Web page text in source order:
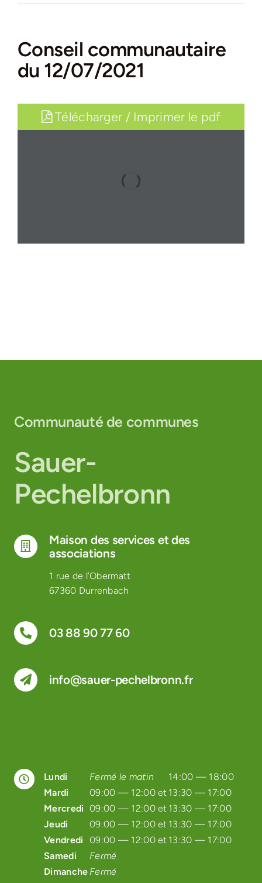
Conseil communautaire
du 12/07/2021
Télécharger / Imprimer le pdf
Communauté de communes
Sauer-
Pechelbronn
Maison des services et des
associations
1 rue de l’Obermatt
67360 Durrenbach
03 88 90 77 60
info@sauer-pechelbronn.fr
Lundi Fermé le matin
14:00 — 18:00
Mardi
09:00 — 12:00 et 13:30 — 17:00
Mercredi 09:00 — 12:00 et 13:30 — 17:00
Jeudi
09:00 — 12:00 et 13:30 — 17:00
Vendredi
09:00 — 12:00 et 13:30 — 17:00
Samedi
Fermé
Dimanche Fermé